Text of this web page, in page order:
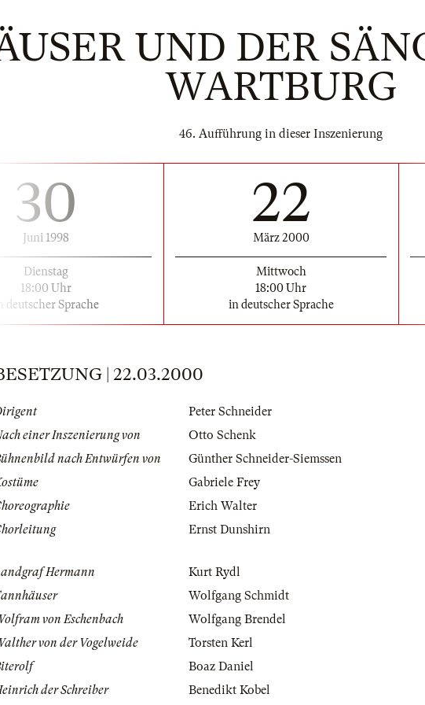
UND DER
WARTBURG
46. Aufführung in dieser Inszenierung
30
Juni 1998
Dienstag
18:00 Uhr
in deutscher Sprache
22
März 2000
Mittwoch
18:00 Uhr
in deutscher Sprache
| 22.03.2000
Peter Schneider
einer Inszenierung von
Otto Schenk
nach Entwürfen von
Günther Schneider-Siemssen
Gabriele Frey
Erich Walter
Ernst Dunshirn
Hermann
Kurt Rydl
Wolfgang Schmidt
von Eschenbach
Wolfgang Brendel
von der Vogelweide
Torsten Kerl
Boaz Daniel
der Schreiber
Benedikt Kobel